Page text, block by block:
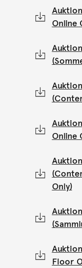
Online
Online
Only)
Floor